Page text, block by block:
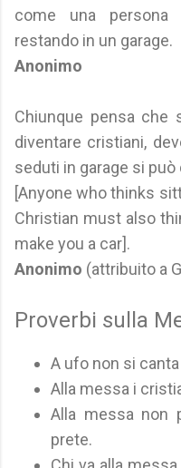
come una persona
restando in un garage.
Anonimo
Chiunque pensa che
diventare cristiani,
seduti in garage si
[Anyone who thinks
Christian must also
make you a car].
Anonimo (attribuito a
Proverbi sulla
A ufo non si
Alla messa i
Alla messa non
prete.